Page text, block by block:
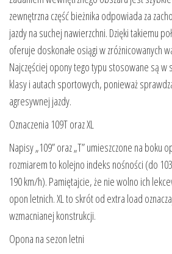
zewnętrzna część bieżnika odpowiada za
jazdy na suchej nawierzchni. Dzięki takiemu
oferuje doskonałe osiągi w zróżnicowanych
Najczęściej opony tego typu stosowane są w
klasy i autach sportowych, ponieważ
agresywnej jazdy.
Oznaczenia 109T oraz XL
Napisy „109” oraz „T” umieszczone na boku
rozmiarem to kolejno indeks nośności (do
190 km/h). Pamiętajcie, że nie wolno ich
opon letnich. XL to skrót od extra load
wzmacnianej konstrukcji.
Opona na sezon letni